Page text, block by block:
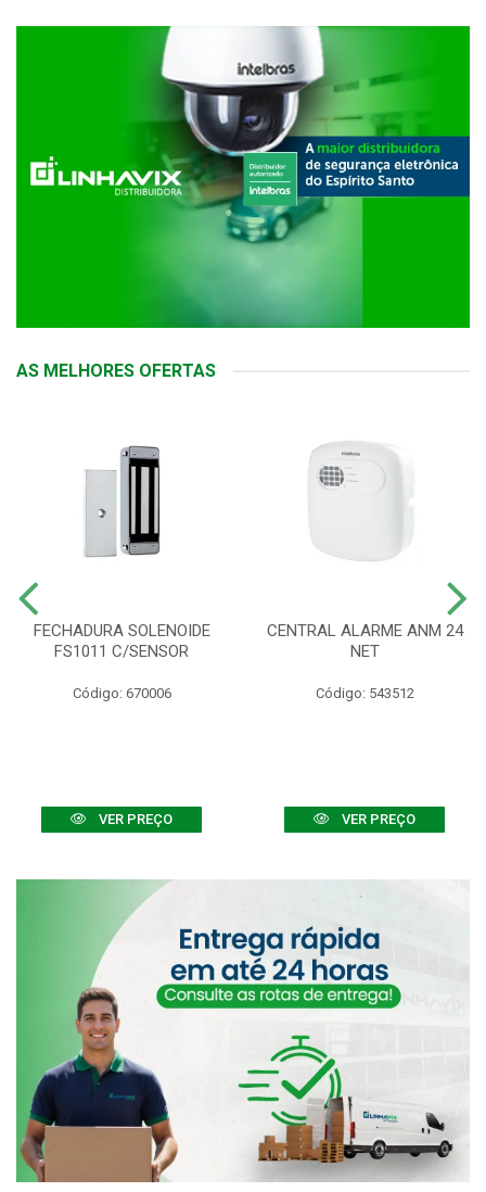
AS MELHORES OFERTAS
FECHADURA SOLENOIDE
FS1011 C/SENSOR
Código: 670006
VER PREÇO
CENTRAL ALARME ANM 24
NET
Código: 543512
VER PREÇO